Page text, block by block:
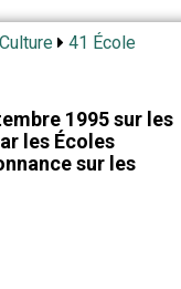
41 École
1995 sur les
les Écoles
sur les